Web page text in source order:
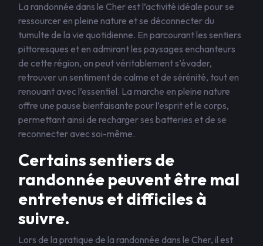
La randonnée dans le Cher est l’activité idéale pour se
ressourcer en pleine nature et se déconnecter du
tumulte de la vie quotidienne. En parcourant les sentiers
pittoresques et en admirant les paysages enchanteurs
de cette région, on peut véritablement s’évader,
retrouver un sentiment de calme et de sérénité, tout en
renouant avec l’essentiel. La marche en pleine nature
offre une pause bienfaisante pour l’esprit et le corps,
permettant ainsi de recharger ses batteries et de se
reconnecter avec soi-même.
Certains sentiers de
randonnée peuvent être mal
entretenus et difficiles à
suivre.
Lors de la pratique de la randonnée dans le Cher, il est